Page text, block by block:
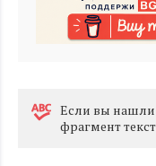
Eсли вы нашли
фрагмент